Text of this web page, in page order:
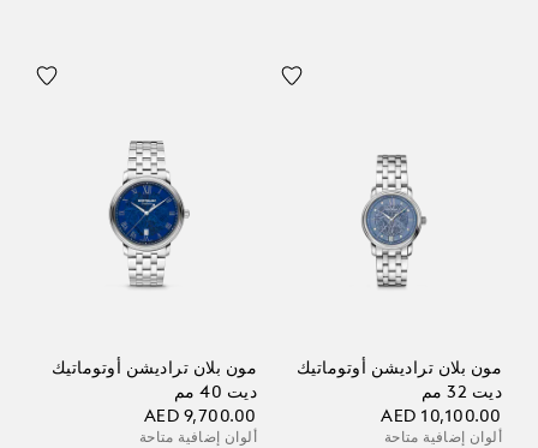
مون بلان تراديشن أوتوماتيك
ديت 32 مم
AED 10,100.00
ألوان إضافية متاحة
مون بلان تراديشن أوتوماتيك
ديت 40 مم
AED 9,700.00
ألوان إضافية متاحة